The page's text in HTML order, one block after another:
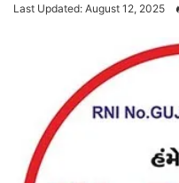
Last Updated: August 12, 2025